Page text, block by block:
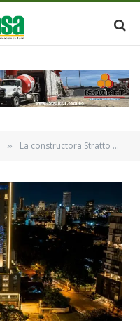
» La constructora Stratto presentó Stratto UP, el edificio residencial que eleva tu vida en Equipetrol Norte